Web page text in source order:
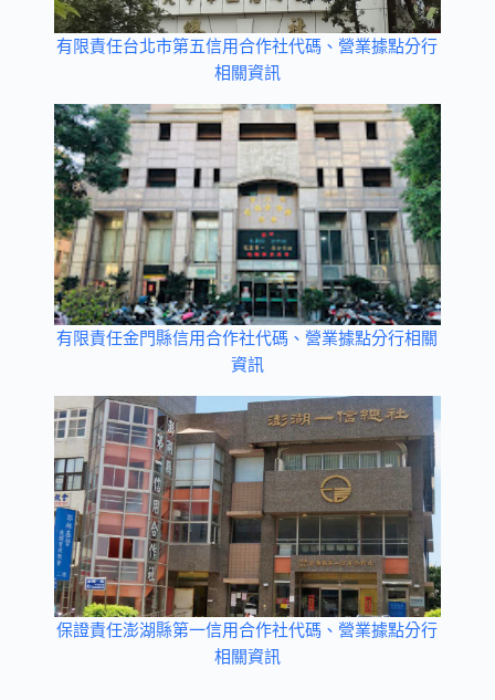
有限責任台北市第五信用合作社代碼、營業據點分行
相關資訊
有限責任金門縣信用合作社代碼、營業據點分行相關
資訊
保證責任澎湖縣第一信用合作社代碼、營業據點分行
相關資訊